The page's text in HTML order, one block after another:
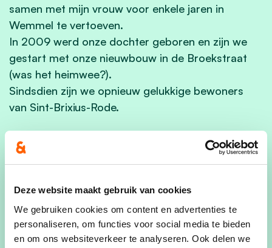
Deze website maakt gebruik van cookies
We gebruiken cookies om content en advertenties te
personaliseren, om functies voor social media te bieden
en om ons websiteverkeer te analyseren. Ook delen we
samen met mijn vrouw voor enkele jaren in
Wemmel te vertoeven.
In 2009 werd onze dochter geboren en zijn we
gestart met onze nieuwbouw in de Broekstraat
(was het heimwee?).
Sindsdien zijn we opnieuw gelukkige bewoners
van Sint-Brixius-Rode.
Wat boeit me?
Eerst en vooral mijn familie en vrienden. Gezellig
De handen uit de mouwen steken is wat ik het
liefste doe.